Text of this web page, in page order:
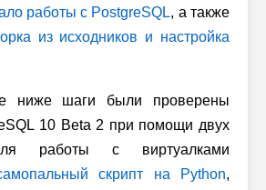
работы с PostgreSQL, а также
из исходников и настройка
ниже шаги были проверены
10 Beta 2 при помощи двух
работы с виртуалками
скрипт на Python,